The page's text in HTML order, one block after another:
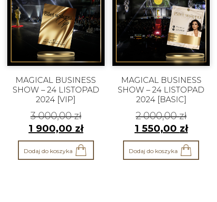
MAGICAL BUSINESS
SHOW – 24 LISTOPAD
2024 [VIP]
3 000,00zł
1 900,00 zł
Dodaj do koszyka
MAGICAL BUSINESS
SHOW – 24 LISTOPAD
2024 [BASIC]
2 000,00zł
1 550,00 zł
Dodaj do koszyka